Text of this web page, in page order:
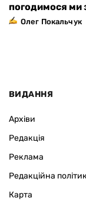
погодимося ми
Олег Покальчук
ВИДАННЯ
Архіви
Редакція
Реклама
Редакційна
Карта